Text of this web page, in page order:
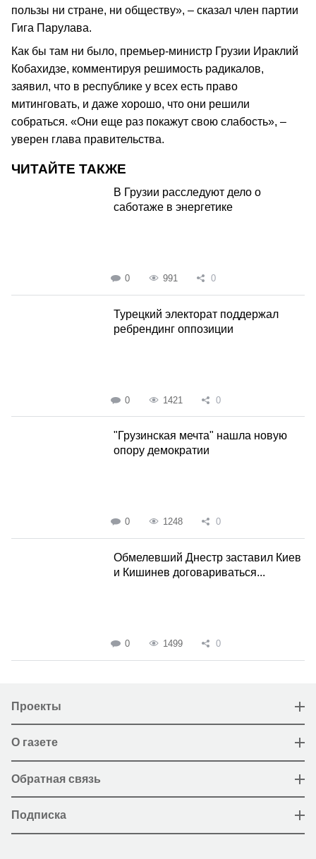
пользы ни стране, ни обществу», – сказал член партии
Гига Парулава.
Как бы там ни было, премьер-министр Грузии Ираклий
Кобахидзе, комментируя решимость радикалов,
заявил, что в республике у всех есть право
митинговать, и даже хорошо, что они решили
собраться. «Они еще раз покажут свою слабость», –
уверен глава правительства.
ЧИТАЙТЕ ТАКЖЕ
В Грузии расследуют дело о
саботаже в энергетике
0 991 0
Турецкий электорат поддержал
ребрендинг оппозиции
0 1421 0
"Грузинская мечта" нашла новую
опору демократии
0 1248 0
Обмелевший Днестр заставил Киев
и Кишинев договариваться...
0 1499 0
Проекты
О газете
Обратная связь
Подписка